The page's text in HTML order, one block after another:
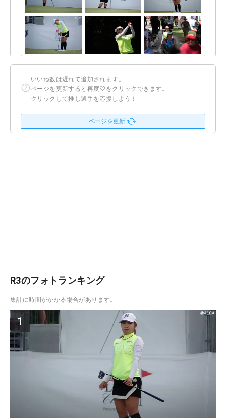
いいね数は遅れて追加されます。
ページを更新すると再度♡をクリックできます。
クリックして推し選手を応援しよう！
ページを更新
R3のフォトランキング
集計に時間がかかる場合があります。
1